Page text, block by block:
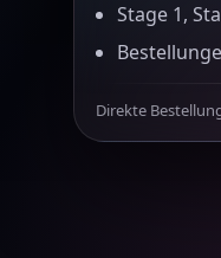
Stage 1,
Direkte